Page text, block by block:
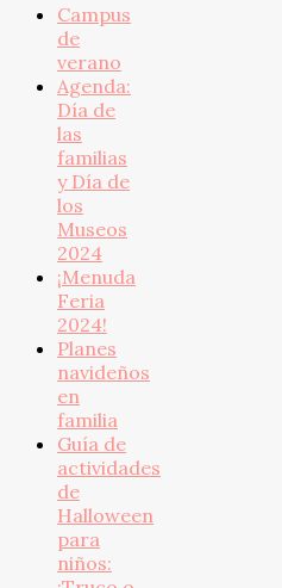
Campus
de
verano
Agenda:
Día de
las
familias
y Día de
los
Museos
2024
¡Menuda
Feria
2024!
Planes
navideños
en
familia
Guía de
actividades
de
Halloween
para
niños: